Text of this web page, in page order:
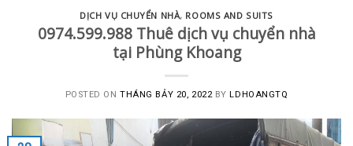
DỊCH VỤ CHUYỂN NHÀ, ROOMS AND SUITS
0974.599.988 Thuê dịch vụ chuyển nhà
tại Phùng Khoang
POSTED ONTHÁNG BẢY 20, 2022 BYLDHOANGTQ